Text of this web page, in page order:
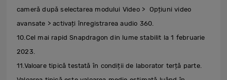
cameră după selectarea modului Video > Opțiuni video
avansate > activați înregistrarea audio 360.
10.Cel mai rapid Snapdragon din lume stabilit la 1 februarie
2023.
11.Valoare tipică testată în condiții de laborator terță parte.